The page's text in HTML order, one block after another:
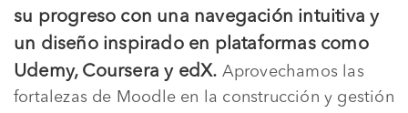
su progreso con una navegación intuitiva y
un diseño inspirado en plataformas como
Udemy, Coursera y edX. Aprovechamos las
fortalezas de Moodle en la construcción y gestión